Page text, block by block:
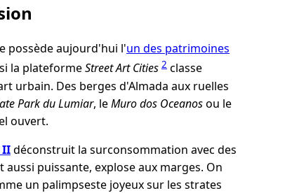
possède aujourd'hui l'un des patrimoines
la plateformeStreet Art Cities 2 classe
urbain. Des berges d'Almada aux ruelles
Park du Lumiar, leMuro dos Oceanosou le
ouvert.
IIdéconstruit la surconsommation avec des
puissante, explose aux marges. On
un palimpseste joyeux sur les strates